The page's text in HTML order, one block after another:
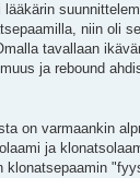
niin oli
tavallaan
ja rebound
on varmaankin
ja
klonatsepaamin